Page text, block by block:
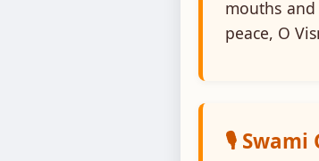
mouths
peace, O
🎙️ Swami